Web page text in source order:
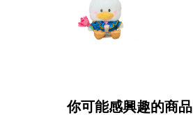
你可能感興趣的商品